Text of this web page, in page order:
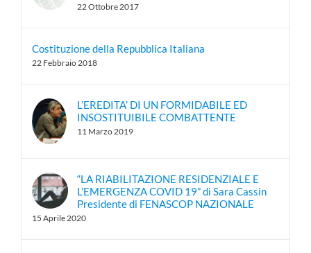
22 Ottobre 2017
Costituzione della Repubblica Italiana
22 Febbraio 2018
L’EREDITA’ DI UN FORMIDABILE ED
INSOSTITUIBILE COMBATTENTE
11 Marzo 2019
“LA RIABILITAZIONE RESIDENZIALE E
L’EMERGENZA COVID 19” di Sara Cassin
Presidente di FENASCOP NAZIONALE
15 Aprile 2020